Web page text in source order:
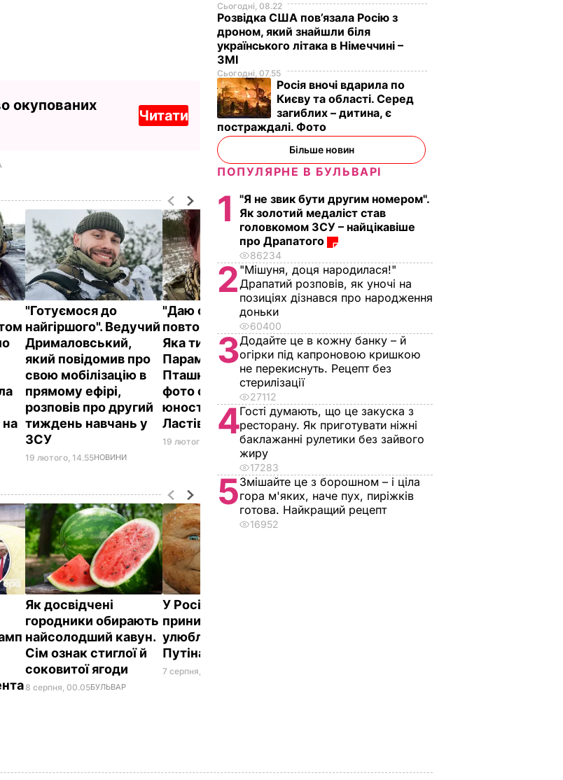
окупованих
Читати
"Готуємося до
найгіршого". Ведучий
Дрималовський,
який повідомив про
свою мобілізацію в
прямому ефірі,
розповів про другий
тиждень навчань у
ЗСУ
19 лютого, 14.55НОВИНИ
"Даю слово, мамо, я
повторю це фото.
Яка ти красива".
Парамедикиня
Пташка показала
фото своєї матері в
юності на тлі
Ластівчиного гнізда
19 лютого, 23.03 НОВИНИ
Як досвідчені
городники обирають
найсолодший кавун.
Сім ознак стиглої й
соковитої ягоди
8 серпня, 00.05БУЛЬВАР
У Росії жорстоко
принизили
улюбленого героя
Путіна
7 серпня, 23.42
Сьогодні, 08.22
Розвідка США пов’язала Росію з
дроном, який знайшли біля
українського літака в Німеччині –
ЗМІ
Сьогодні, 07.55
Росія вночі вдарила по
Києву та області. Серед
загиблих – дитина, є
постраждалі. Фото
Більше новин
ПОПУЛЯРНЕ В БУЛЬВАРІ
1
"Я не звик бути другим номером".
Як золотий медаліст став
головкомом ЗСУ – найцікавіше
про Драпатого
86234
2 "Мішуня, доця народилася!"
Драпатий розповів, як уночі на
позиціях дізнався про народження
доньки
60400
3Додайте це в кожну банку – й
огірки під капроновою кришкою
не перекиснуть. Рецепт без
стерилізації
27112
4Гості думають, що це закуска з
ресторану. Як приготувати ніжні
баклажанні рулетики без зайвого
жиру
17283
5Змішайте це з борошном – і ціла
гора м'яких, наче пух, пиріжків
готова. Найкращий рецепт
16952